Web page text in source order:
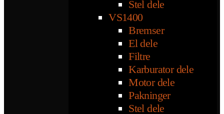
Stel dele
VS1400
Bremser
El dele
Filtre
Karburator dele
Motor dele
Pakninger
Stel dele